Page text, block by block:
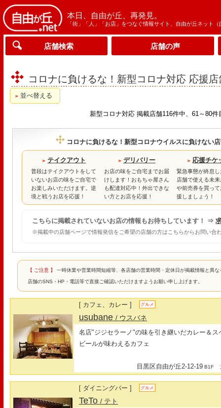
本日、自由が丘、再発見。
「街」「人」「お店」をつなぐ情報サイト、自由が丘ネット（
店舗検索 店舗の声
コロナに負けるな！新型コロナ対応 応援
並べ替える
新型コロナ対応 掲載店舗116件中、61～80件
コロナに負けるな！新型コロナウイルスに負けない
テイクアウト
普段はテイクアウトをして
いないお店の味をご自宅で
お楽しみいただけます。逆
境と戦うお店を応援！
デリバリー
お店の味をご自宅までお届
けします！おもちゃ屋さん
も配達対応中！外出できな
い方とお店を応援！
応援チケ
緊急事態が終息
店舗で使える未
や前売券を買っ
援しましょう！
こちらに掲載されていないお店の情報もお待ちしています！ ⇒
※掲載中の店舗ページで情報発信をご希望の店舗の方はこちらからお問い
【 ご注意 】 一時休業や営業時間短縮等、各店舗の営業時間・定休日が掲載情報と異
店舗のSNS・HP・電話等で直接ご確認いただけますようお願い申し上げます。
[ カフェ、カレー ] グルメ
usubane/ ウスバネ
名店"ジジセラーノ"の味を引き継いだカレー＆
ビールが味わえるカフェ
目黒区自由が丘2-12-19 B1F
[ ダイニングバー ] グルメ
TeTo/ テト